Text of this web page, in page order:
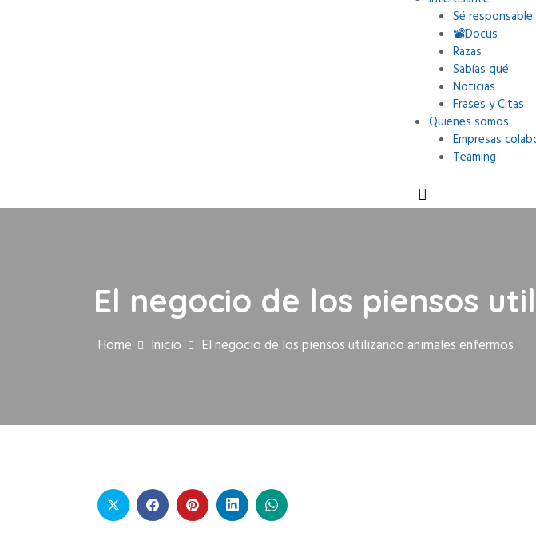
Sé responsable
📽Docus
Razas
Sabías qué
Noticias
Frases y Citas
Quienes somos
Empresas
Teaming
El negocio de los piensos
Home Inicio El negocio de los piensos utilizando animales enfermos